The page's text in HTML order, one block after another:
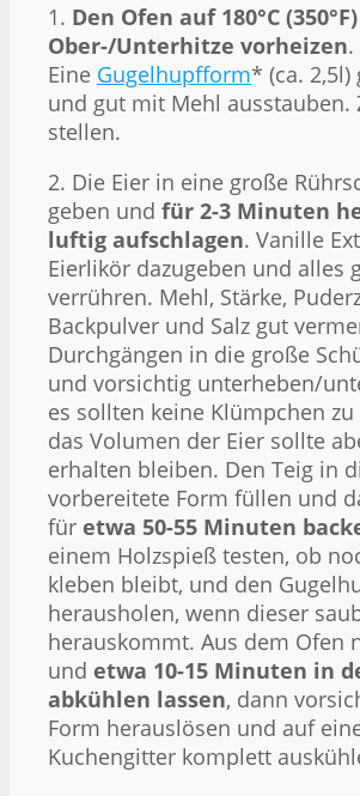
1. Den Ofen auf 180°C (350°F)
Ober-/Unterhitze vorheizen.
Eine Gugelhupfform* (ca.
und gut mit Mehl ausstauben.
stellen.
2. Die Eier in eine große
geben und für 2-3 Minuten
luftig aufschlagen. Vanille
Eierlikör dazugeben und alles
verrühren. Mehl, Stärke,
Backpulver und Salz gut
Durchgängen in die große
und vorsichtig unterheben/
es sollten keine Klümpchen zu
das Volumen der Eier sollte
erhalten bleiben. Den Teig in
vorbereitete Form füllen und
für etwa 50-55 Minuten
einem Holzspieß testen, ob
kleben bleibt, und den
herausholen, wenn dieser
herauskommt. Aus dem Ofen
und etwa 10-15 Minuten in
abkühlen lassen, dann
Form herauslösen und auf
Kuchengitter komplett